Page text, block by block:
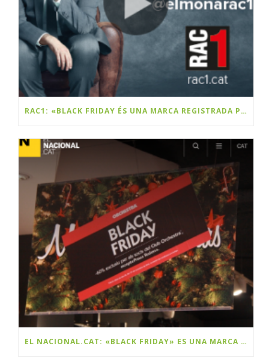
RAC1: «BLACK FRIDAY ÉS UNA MARCA REGISTRADA PER UNA EMPRESA CATALANA»
EL NACIONAL.CAT: «BLACK FRIDAY» ES UNA MARCA Y ES CATALANA